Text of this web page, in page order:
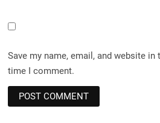
Save my name, email, and website
time I comment.